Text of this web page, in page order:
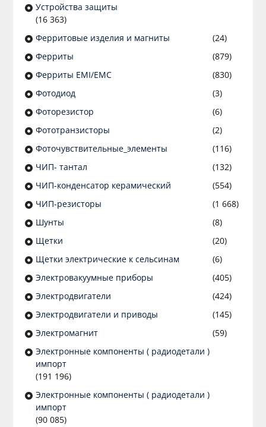
Устройства защиты
(16 363)
Ферритовые изделия и магниты
(24)
Ферриты
(879)
Ферриты EMI/EMC
(830)
Фотодиод
(3)
Фоторезистор
(6)
Фототранзисторы
(2)
Фоточувствительные_элементы
(116)
ЧИП- тантал
(132)
ЧИП-конденсатор керамический
(554)
ЧИП-резисторы
(1 668)
Шунты
(8)
Щетки
(20)
Щетки электрические к сельсинам
(6)
Электровакуумные приборы
(405)
Электродвигатели
(424)
Электродвигатели и приводы
(145)
Электромагнит
(59)
Электронные компоненты ( радиодетали )
импорт
(191 196)
Электронные компоненты ( радиодетали )
импорт
(90 085)